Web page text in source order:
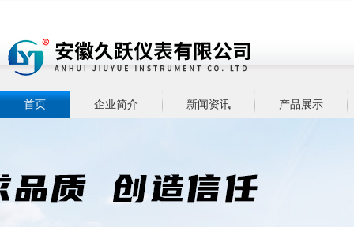
首页 企业简介 新闻资讯 产品展示